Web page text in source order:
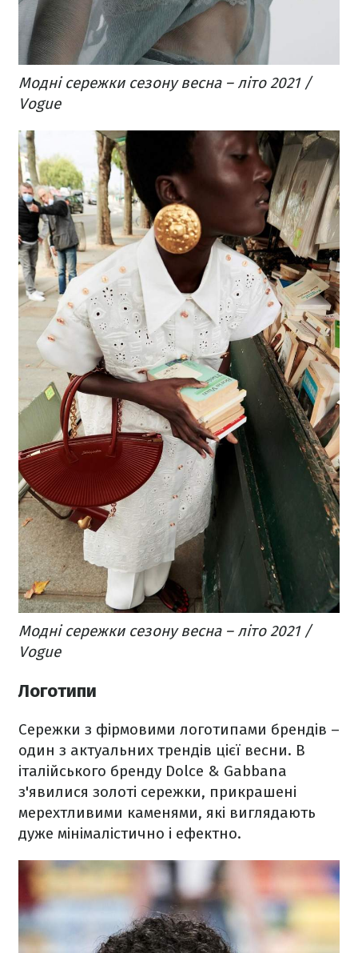
Модні сережки сезону весна – літо 2021 /
Vogue
Модні сережки сезону весна – літо 2021 /
Vogue
Логотипи
Сережки з фірмовими логотипами брендів –
один з актуальних трендів цієї весни. В
італійського бренду Dolce & Gabbana
з'явилися золоті сережки, прикрашені
мерехтливими каменями, які виглядають
дуже мінімалістично і ефектно.